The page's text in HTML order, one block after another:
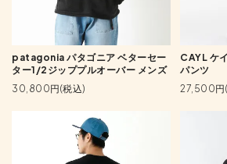
patagonia パタゴニア ベターセー
ター1/2ジッププルオーバー メンズ
30,800円(税込)
CAYL ケ
パンツ
27,500円